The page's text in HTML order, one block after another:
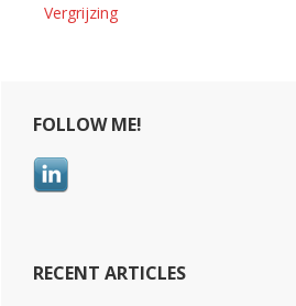
Vergrijzing
Primary
Sidebar
FOLLOW ME!
RECENT ARTICLES